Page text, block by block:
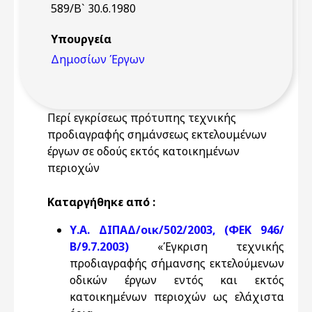
589/Β` 30.6.1980
Υπουργεία
Δημοσίων Έργων
Περί εγκρίσεως πρότυπης τεχνικής
προδιαγραφής σημάνσεως εκτελουμένων
έργων σε οδούς εκτός κατοικημένων
περιοχών
Καταργήθηκε από :
Υ.Α. ΔΙΠΑΔ/οικ/502/2003, (ΦΕΚ 946/
Β/9.7.2003) «Έγκριση τεχνικής
προδιαγραφής σήμανσης εκτελούμενων
οδικών έργων εντός και εκτός
κατοικημένων περιοχών ως ελάχιστα